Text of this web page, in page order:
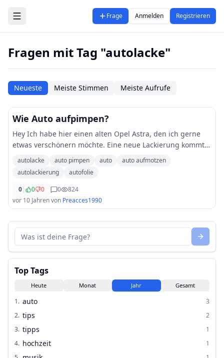
Zum Hauptinhalt springen
Frage Anmelden Registrieren
Fragen mit Tag "autolacke"
Neueste Meiste Stimmen Meiste Aufrufe
Wie Auto aufpimpen?
Hey Ich habe hier einen alten Opel Astra, den ich gerne
etwas verschönern möchte. Eine neue Lackierung kommt
für mich allerdings finanziell nicht in Frage und
abgesehen davon, bin ich mit der Farbe a
autolacke auto pimpen auto
auto aufmotzen
autolackierung
autofolie
0| 0 0 0
824
vor 10 Jahrenvon Preacces1990
Top Tags
Heute Monat Jahr Gesamt
1. auto
3
2. tips
2
3. tipps
1
4. hochzeit
1